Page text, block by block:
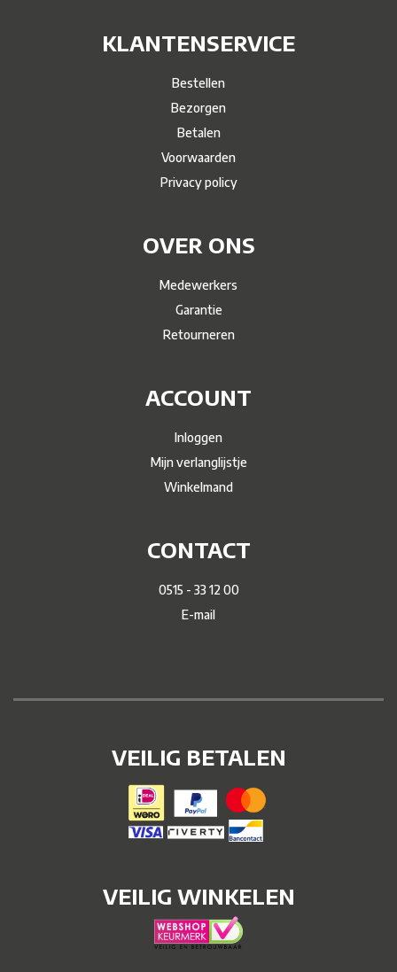
KLANTENSERVICE
Bestellen
Bezorgen
Betalen
Voorwaarden
Privacy policy
OVER ONS
Medewerkers
Garantie
Retourneren
ACCOUNT
Inloggen
Mijn verlanglijstje
Winkelmand
CONTACT
0515 - 33 12 00
E-mail
VEILIG BETALEN
VEILIG WINKELEN